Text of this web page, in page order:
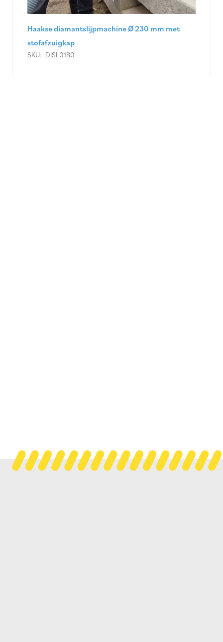
Haakse diamantslijpmachine Ø 230 mm met
stofafzuigkap
SKU: DISL0180